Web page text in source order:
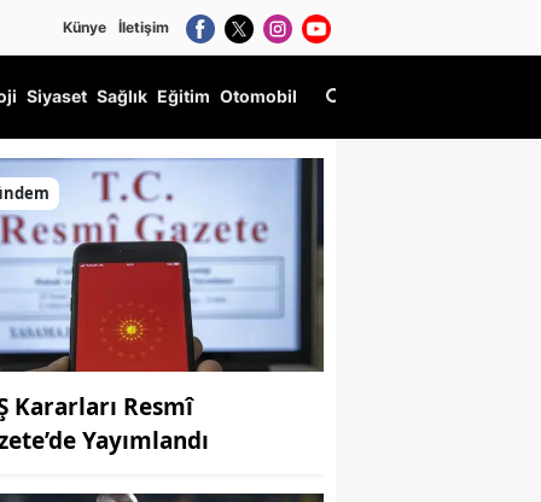
Künye İletişim
Siyaset Sağlık Eğitim Otomobil
Kararları Resmî
Yayımlandı